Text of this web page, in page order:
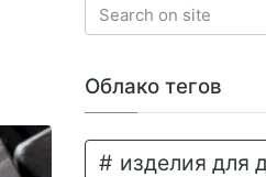
Облако тегов
изделия для